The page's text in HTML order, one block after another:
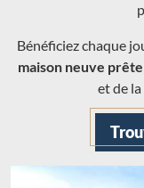
Bénéficiez chaque
maison neuve
et de